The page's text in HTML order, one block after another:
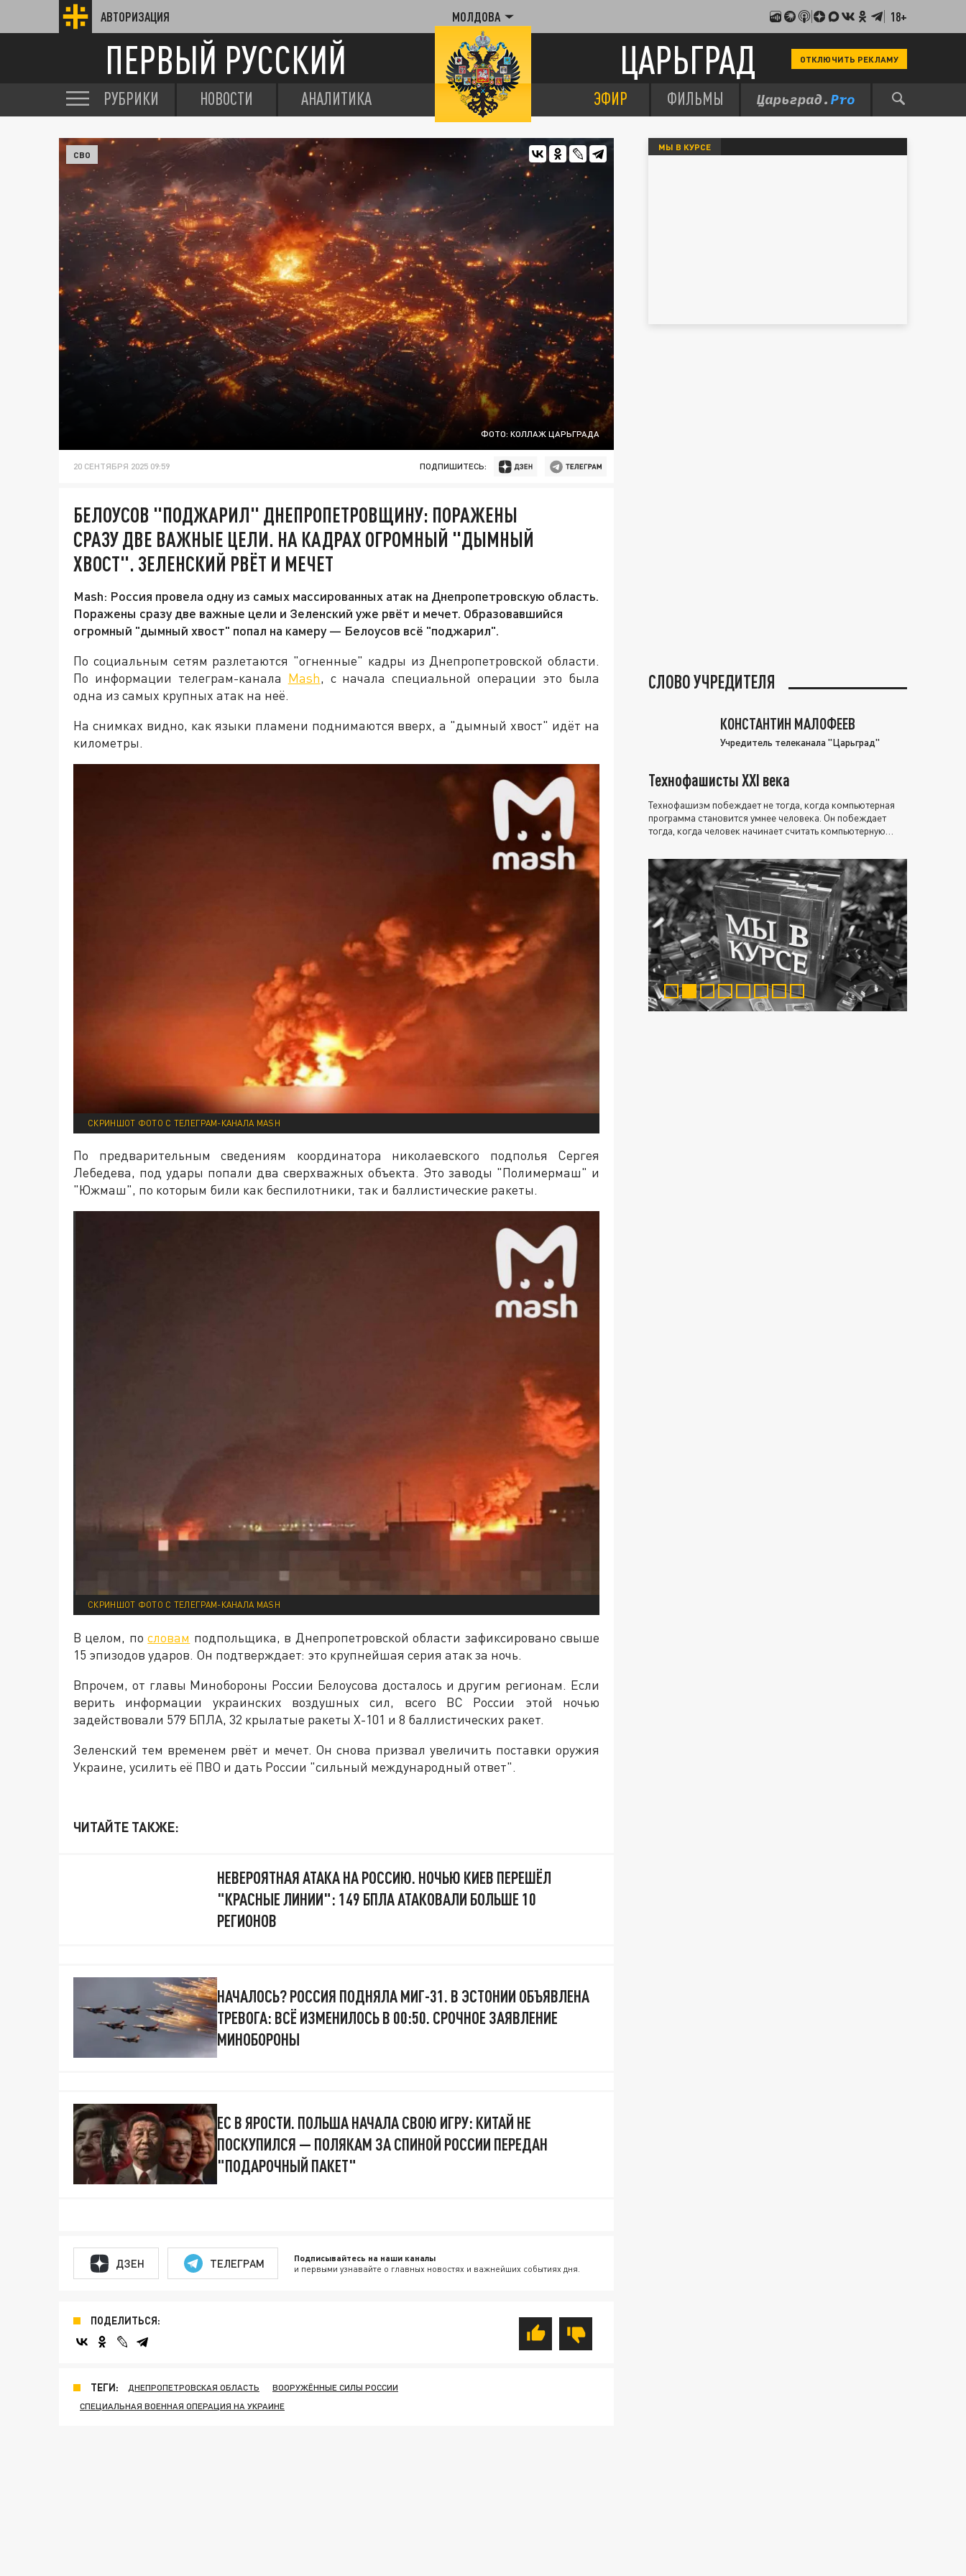
АВТОРИЗАЦИЯ МОЛДОВА 18+
ПЕРВЫЙ РУССКИЙ ЦАРЬГРАД ОТКЛЮЧИТЬ РЕКЛАМУ
РУБРИКИ НОВОСТИ АНАЛИТИКА ЭФИР ФИЛЬМЫ
ФОТО: КОЛЛАЖ ЦАРЬГРАДА
СВО
20 СЕНТЯБРЯ 2025 09:59 ПОДПИШИТЕСЬ:
БЕЛОУСОВ "ПОДЖАРИЛ" ДНЕПРОПЕТРОВЩИНУ: ПОРАЖЕНЫ
СРАЗУ ДВЕ ВАЖНЫЕ ЦЕЛИ. НА КАДРАХ ОГРОМНЫЙ "ДЫМНЫЙ
ХВОСТ". ЗЕЛЕНСКИЙ РВЁТ И МЕЧЕТ
Mash: Россия провела одну из самых массированных атак на Днепропетровскую область.
Поражены сразу две важные цели и Зеленский уже рвёт и мечет. Образовавшийся
огромный "дымный хвост" попал на камеру — Белоусов всё "поджарил".
По социальным сетям разлетаются "огненные" кадры из Днепропетровской области.
По информации телеграм-канала Mash, с начала специальной операции это была
одна из самых крупных атак на неё.
На снимках видно, как языки пламени поднимаются вверх, а "дымный хвост" идёт на
километры.
СКРИНШОТ ФОТО С ТЕЛЕГРАМ-КАНАЛА MASH
По предварительным сведениям координатора николаевского подполья Сергея
Лебедева, под удары попали два сверхважных объекта. Это заводы "Полимермаш" и
"Южмаш", по которым били как беспилотники, так и баллистические ракеты.
СКРИНШОТ ФОТО С ТЕЛЕГРАМ-КАНАЛА MASH
В целом, пословам подпольщика, в Днепропетровской области зафиксировано свыше
15 эпизодов ударов. Он подтверждает: это крупнейшая серия атак за ночь.
Впрочем, от главы Минобороны России Белоусова досталось и другим регионам. Если
верить информации украинских воздушных сил, всего ВС России этой ночью
задействовали 579 БПЛА, 32 крылатые ракеты Х-101 и 8 баллистических ракет.
Зеленский тем временем рвёт и мечет. Он снова призвал увеличить поставки оружия
Украине, усилить её ПВО и дать России "сильный международный ответ".
ЧИТАЙТЕ ТАКЖЕ:
НЕВЕРОЯТНАЯ АТАКА НА РОССИЮ. НОЧЬЮ КИЕВ ПЕРЕШЁЛ
"КРАСНЫЕ ЛИНИИ": 149 БПЛА АТАКОВАЛИ БОЛЬШЕ 10
РЕГИОНОВ
НАЧАЛОСЬ? РОССИЯ ПОДНЯЛА МИГ-31. В ЭСТОНИИ ОБЪЯВЛЕНА
ТРЕВОГА: ВСЁ ИЗМЕНИЛОСЬ В 00:50. СРОЧНОЕ ЗАЯВЛЕНИЕ
МИНОБОРОНЫ
ЕС В ЯРОСТИ. ПОЛЬША НАЧАЛА СВОЮ ИГРУ: КИТАЙ НЕ
ПОСКУПИЛСЯ — ПОЛЯКАМ ЗА СПИНОЙ РОССИИ ПЕРЕДАН
"ПОДАРОЧНЫЙ ПАКЕТ"
ДЗЕН ТЕЛЕГРАМ Подписывайтесь на наши каналы
и первыми узнавайте о главных новостях и важнейших событиях дня.
ПОДЕЛИТЬСЯ:
ТЕГИ: ДНЕПРОПЕТРОВСКАЯ ОБЛАСТЬ
ВООРУЖЁННЫЕ СИЛЫ РОССИИ
СПЕЦИАЛЬНАЯ ВОЕННАЯ ОПЕРАЦИЯ НА УКРАИНЕ
МЫ В КУРСЕ
СЛОВО УЧРЕДИТЕЛЯ
КОНСТАНТИН МАЛОФЕЕВ
Учредитель телеканала "Царьград"
Технофашисты XXI века
Технофашизм побеждает не тогда, когда компьютерная
программа становится умнее человека. Он побеждает
тогда, когда человек начинает считать компьютерную